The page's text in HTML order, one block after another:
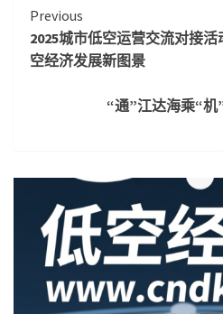
Continue
Reading
Previous
2025城市低空运营交流对接
空经济发展新图景
“通”江达海乘“